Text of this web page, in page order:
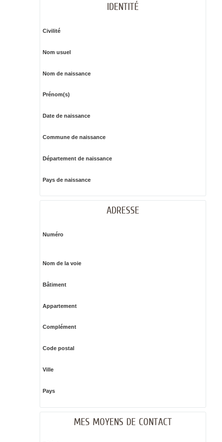
IDENTITÉ
Civilité
Nom usuel
Nom de naissance
Prénom(s)
Date de naissance
Commune de naissance
Département de naissance
Pays de naissance
ADRESSE
Numéro
Nom de la voie
Bâtiment
Appartement
Complément
Code postal
Ville
Pays
MES MOYENS DE CONTACT